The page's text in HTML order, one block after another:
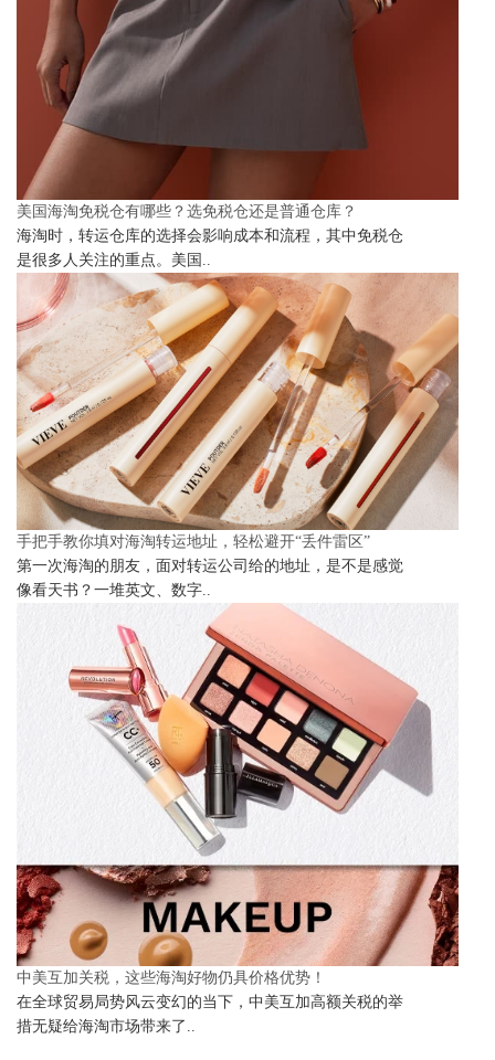
美国海淘免税仓有哪些？选免税仓还是普通仓库？
海淘时，转运仓库的选择会影响成本和流程，其中免税仓
是很多人关注的重点。美国..
手把手教你填对海淘转运地址，轻松避开“丢件雷区”
第一次海淘的朋友，面对转运公司给的地址，是不是感觉
像看天书？一堆英文、数字..
中美互加关税，这些海淘好物仍具价格优势！
在全球贸易局势风云变幻的当下，中美互加高额关税的举
措无疑给海淘市场带来了..